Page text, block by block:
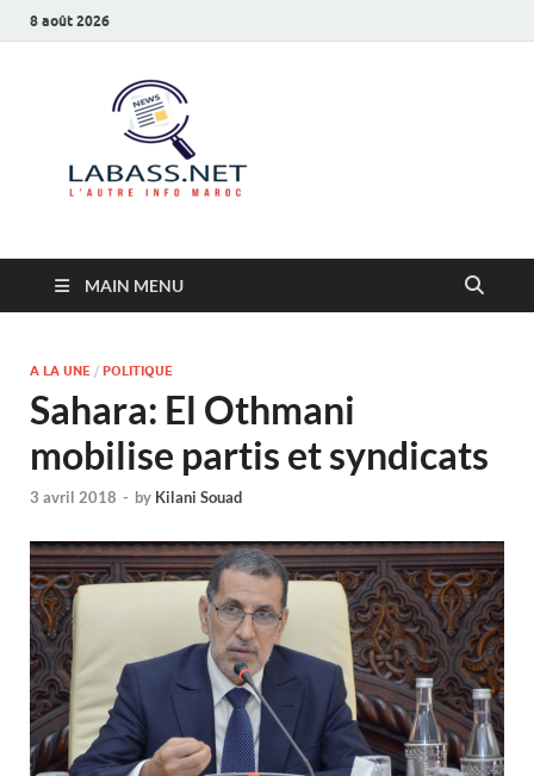
8 août 2026
MAIN MENU
A LA UNE / POLITIQUE
Sahara: El Othmani
mobilise partis et syndicats
3 avril 2018 - by Kilani Souad